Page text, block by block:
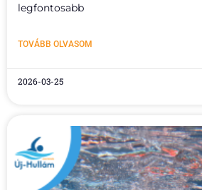
legfontosabb
TOVÁBB OLVASOM
2026-03-25